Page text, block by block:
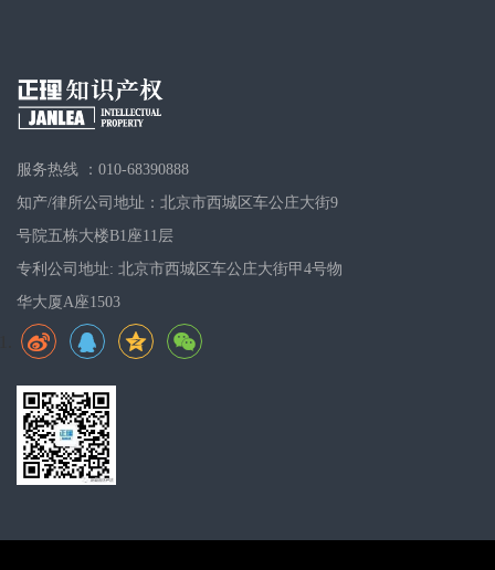
服务热线 ：010-68390888
知产/律所公司地址：北京市西城区车公庄大街9
号院五栋大楼B1座11层
专利公司地址: 北京市西城区车公庄大街甲4号物
华大厦A座1503